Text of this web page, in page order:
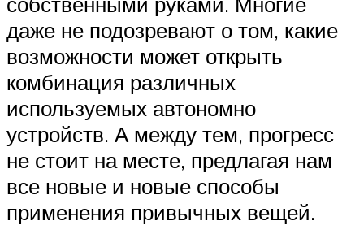
даже не подозревают о том, какие
возможности может открыть
комбинация различных
используемых автономно
устройств. А между тем, прогресс
не стоит на месте, предлагая нам
все новые и новые способы
применения привычных вещей.